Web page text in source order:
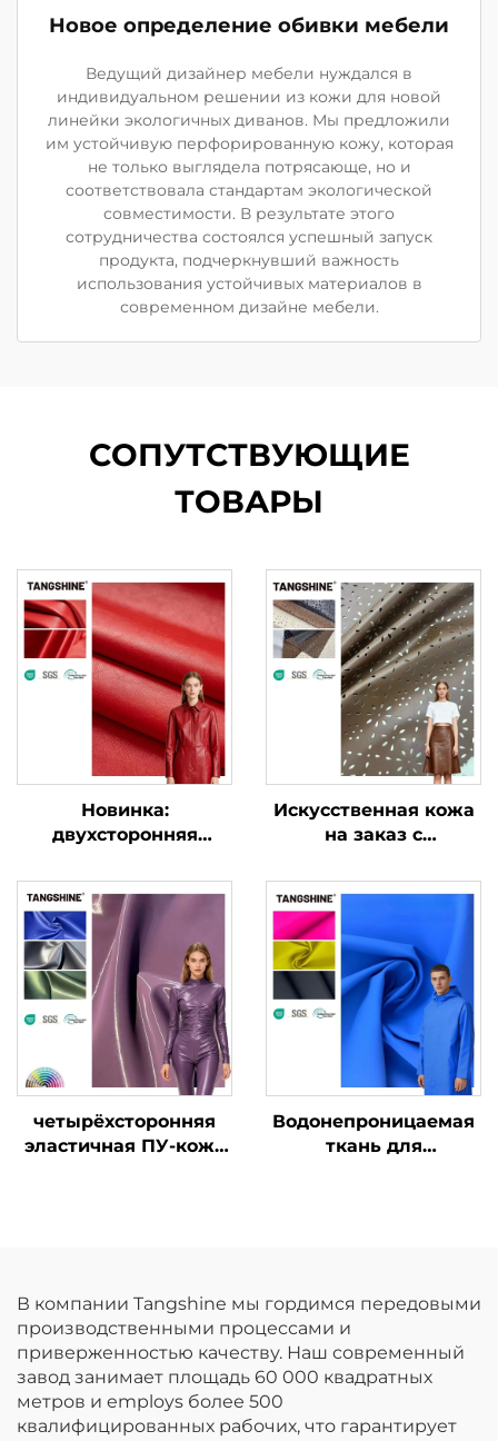
Новое определение обивки мебели
Ведущий дизайнер мебели нуждался в
индивидуальном решении из кожи для новой
линейки экологичных диванов. Мы предложили
им устойчивую перфорированную кожу, которая
не только выглядела потрясающе, но и
соответствовала стандартам экологической
совместимости. В результате этого
сотрудничества состоялся успешный запуск
продукта, подчеркнувший важность
использования устойчивых материалов в
современном дизайне мебели.
СОПУТСТВУЮЩИЕ
ТОВАРЫ
Новинка:
двухсторонняя
одежды,
искусственная кожа
на заказ
Искусственная кожа
на заказ с
кожеподобная ткань
для одежды и курток
четырёхсторонняя
эластичная ПУ-кожа
Водонепроницаемая
ткань для
В компании Tangshine мы гордимся передовыми
производственными процессами и
приверженностью качеству. Наш современный
завод занимает площадь 60 000 квадратных
метров и employs более 500
квалифицированных рабочих, что гарантирует